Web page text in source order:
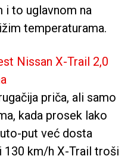
i to uglavnom na
temperaturama.
priča, ali samo
kada prosek lako
put već dosta
130 km/h X-Trail troši